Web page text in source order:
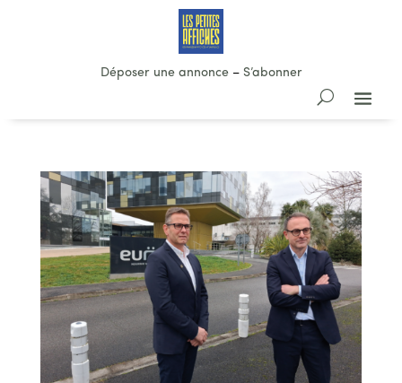
Déposer une annonce– S’abonner